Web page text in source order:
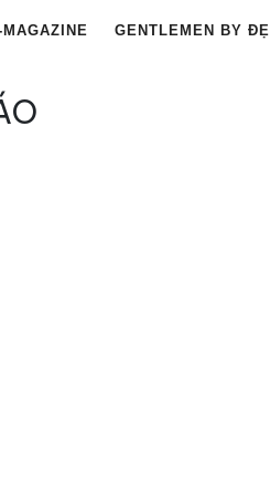
MAGAZINE GENTLEMEN BY